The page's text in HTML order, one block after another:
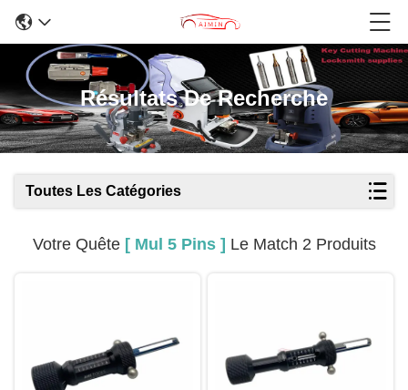
Résultats De Recherche
Toutes Les Catégories
Votre Quête [ Mul 5 Pins ] Le Match 2 Produits